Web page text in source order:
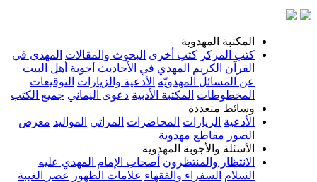
المهدوية
كتب أخرى البحوث والمقالات المهدي في
المهدي في الأحاديث أجوبة أهل البيت
المسائل المهدويّة الأدعية والزيارات التوقيعات
المكتبة الأدبية دعوى اليماني جميع الكتب
متعددة
الزيارات المحاضرات المراثي المواليد معرض
مقاطع مهدوية
والأجوبة المهدوية
والمنتظرون أصحاب الإمام المهدي عليه
السفراء والفقهاء علامات الظهور عصر الغيبة